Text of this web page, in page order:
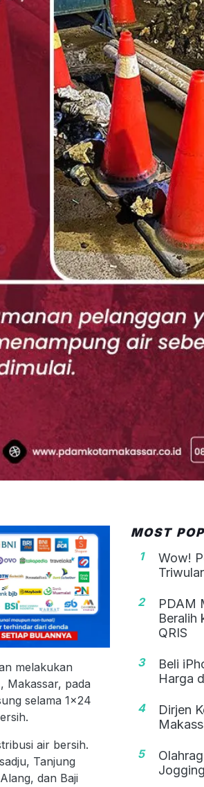
melakukan
Makassar, pada
selama 1×24
air bersih.
Tanjung
dan Baji
MOST
1
Wow!
2
PDAM
Beralih
QRIS
3
Beli
Harga
4
Dirjen
5